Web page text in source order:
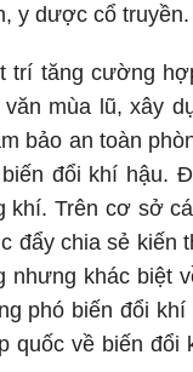
y dược cổ truyền.
trí tăng cường
mùa lũ, xây
bảo an toàn
đổi khí hậu.
khí. Trên cơ sở
đẩy chia sẻ kiến
nhưng khác biệt
phó biến đổi
quốc về biến